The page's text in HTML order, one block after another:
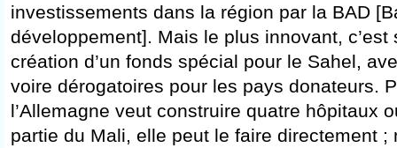
investissements dans la région par la BAD
développement]. Mais le plus innovant, c’est
création d’un fonds spécial pour le Sahel,
voire dérogatoires pour les pays donateurs.
l’Allemagne veut construire quatre hôpitaux
partie du Mali, elle peut le faire directement ;